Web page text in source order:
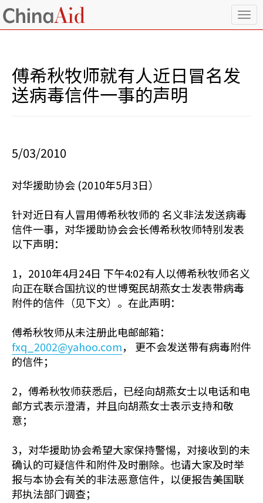
T
o
傅希秋牧师就有人近日冒名发
送病毒信件一事的声明
5/03/2010
对华援助协会 (2010年5月3日）
针对近日有人冒用傅希秋牧师的 名义非法发送病毒
信件一事，对华援助协会会长傅希秋牧师特别发表
以下声明：
1，2010年4月24日 下午4:02有人以傅希秋牧师名义
向正在联合国抗议的世博冤民胡燕女士发表带病毒
附件的信件（见下文）。在此声明：
傅希秋牧师从未注册此电邮邮箱：
fxq_2002@yahoo.com， 更不会发送带有病毒附件
的信件；
2，傅希秋牧师获悉后，已经向胡燕女士以电话和电
邮方式表示澄清，并且向胡燕女士表示支持和敬
意；
3，对华援助协会希望大家保持警惕，对接收到的未
确认的可疑信件和附件及时删除。也请大家及时举
报与本协会有关的非法恶意信件，以便报告美国联
邦执法部门调查；